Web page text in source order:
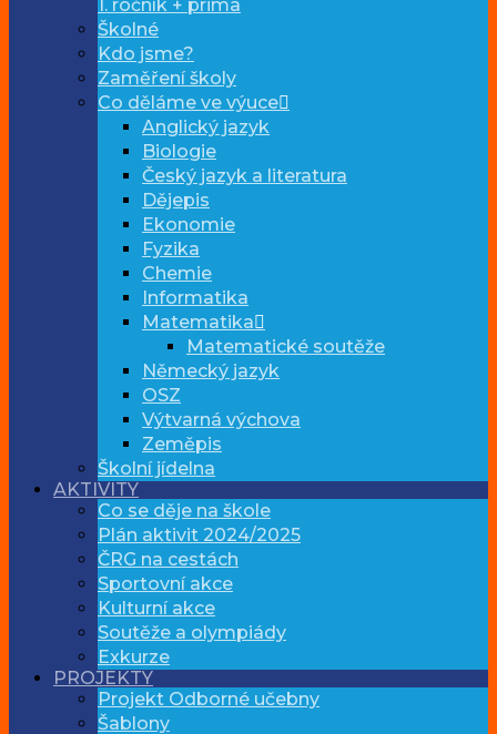
1. ročník + prima
Školné
Kdo jsme?
Zaměření školy
Co děláme ve výuce
Anglický jazyk
Biologie
Český jazyk a literatura
Dějepis
Ekonomie
Fyzika
Chemie
Informatika
Matematika
Matematické soutěže
Německý jazyk
OSZ
Výtvarná výchova
Zeměpis
Školní jídelna
AKTIVITY
Co se děje na škole
Plán aktivit 2024/2025
ČRG na cestách
Sportovní akce
Kulturní akce
Soutěže a olympiády
Exkurze
PROJEKTY
Projekt Odborné učebny
Šablony